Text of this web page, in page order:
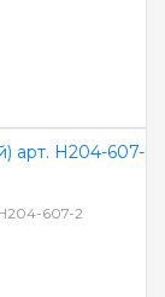
Hamanaka
Японія
607-2